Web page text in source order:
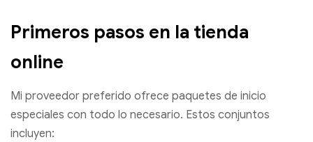
Primeros pasos en la tienda
online
Mi proveedor preferido ofrece paquetes de inicio
especiales con todo lo necesario. Estos conjuntos
incluyen: